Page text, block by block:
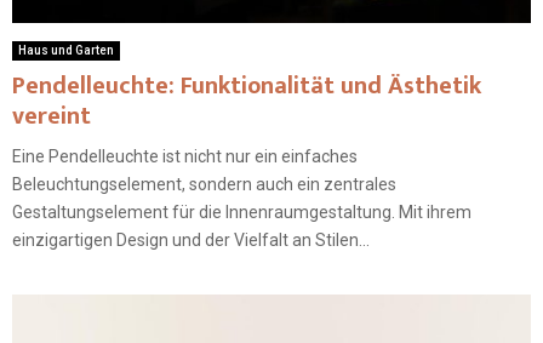
Haus und Garten
Pendelleuchte: Funktionalität und Ästhetik
vereint
Eine Pendelleuchte ist nicht nur ein einfaches
Beleuchtungselement, sondern auch ein zentrales
Gestaltungselement für die Innenraumgestaltung. Mit ihrem
einzigartigen Design und der Vielfalt an Stilen...